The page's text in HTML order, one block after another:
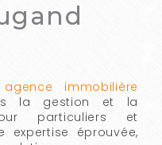
agence immobilière
la gestion et la
particuliers et
expertise éprouvée,